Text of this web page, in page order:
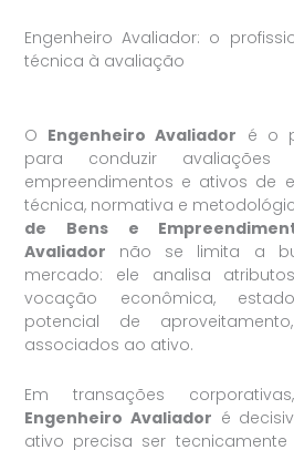
Engenheiro Avaliador: o
técnica à avaliação
O Engenheiro Avaliador é o
para conduzir
empreendimentos e ativos de
técnica, normativa e
de Bens e
Avaliador não se limita a
mercado: ele analisa
vocação econômica,
potencial de
associados ao ativo.
Em transações
Engenheiro Avaliador é
ativo precisa ser